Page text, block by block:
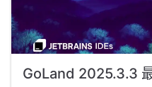
GoLand 2025.3.3